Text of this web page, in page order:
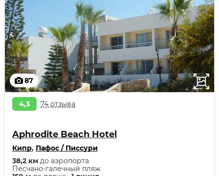
87
4,3 74 отзыва
Aphrodite Beach Hotel
Кипр, Пафос / Писсури
Песчано-галечный пляж
38,2 км до аэропорта